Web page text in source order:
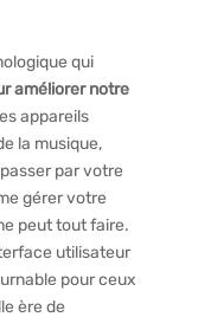
qui
améliorer notre
appareils
la musique,
par votre
gérer votre
peut tout faire.
utilisateur
pour ceux
ère de